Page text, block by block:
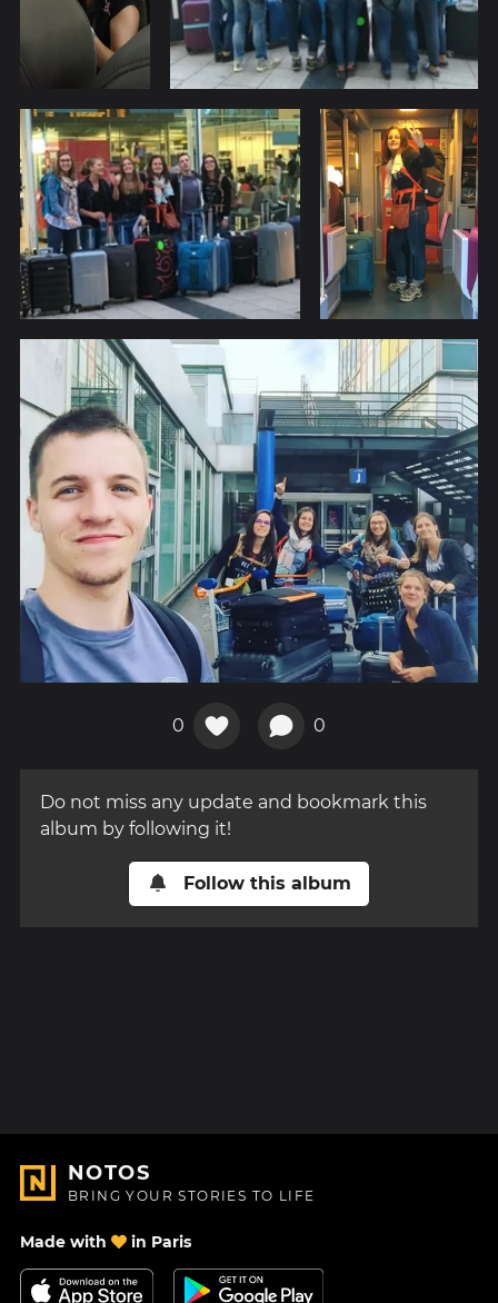
0 0
Do not miss any update and bookmark this
album by following it!
Follow this album
NOTOS
BRING YOUR STORIES TO LIFE
Made with in Paris